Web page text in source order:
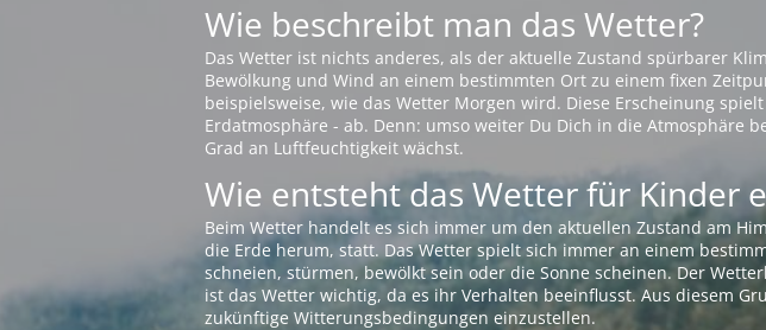
Wie beschreibt man das Wetter?
Das Wetter ist nichts anderes, als der aktuelle Zustand spürbarer
Bewölkung und Wind an einem bestimmten Ort zu einem fixen
beispielsweise, wie das Wetter Morgen wird. Diese Erscheinung
Erdatmosphäre - ab. Denn: umso weiter Du Dich in die Atmosphäre
Grad an Luftfeuchtigkeit wächst.
Wie entsteht das Wetter für Kinder
Beim Wetter handelt es sich immer um den aktuellen Zustand am
die Erde herum, statt. Das Wetter spielt sich immer an einem
schneien, stürmen, bewölkt sein oder die Sonne scheinen. Der
ist das Wetter wichtig, da es ihr Verhalten beeinflusst. Aus diesem
zukünftige Witterungsbedingungen einzustellen.